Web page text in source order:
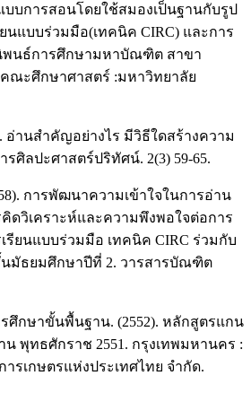
บการสอนโดยใช้สมองเป็นฐานกับรูป
นแบบร่วมมือ(เทคนิค CIRC) และการ
พนธ์การศึกษามหาบัณฑิต สาขา
ณะศึกษาศาสตร์ :มหาวิทยาลัย
อ่านสำคัญอย่างไร มีวิธีใดสร้างความ
ศิลปะศาสตร์ปริทัศน์. 2(3) 59-65.
การพัฒนาความเข้าใจในการอ่าน
ดวิเคราะห์และความพึงพอใจต่อการ
รียนแบบร่วมมือ เทคนิค CIRC ร่วมกับ
นมัธยมศึกษาปีที่ 2. วารสารบัณฑิต
ศึกษาขั้นพื้นฐาน. (2552). หลักสูตรแกน
พุทธศักราช 2551. กรุงเทพมหานคร :
เกษตรแห่งประเทศไทย จำกัด.